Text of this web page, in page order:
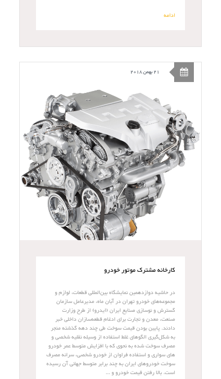
ادامه
21 بهمن 2018
کارخانه مشترک موتور خودرو
در حاشیه دوازدهمین نمایشگاه بین‌المللی قطعات، لوازم و
مجموعه‌های خودرو تهران در آبان ماه، مدیرعامل سازمان
گسترش و نوسازی صنایع ایران (ایدرو) از طرح وزارت
صنعت، معدن و تجارت برای ادغام قطعه‌سازان داخلی خبر
دادند. پایین بودن قیمت سوخت طی چند دهه گذشته منجر
به شکل‌گیری الگوهای غلط استفاده از وسیله نقلیه شخصی و
مصرف سوخت شده به نحوی که با افزایش متوسط عمر خودرو
های سواری و استفاده فراوان از خودرو شخصی، سرانه مصرف
سوخت خودروهای ایران به چند برابر متوسط جهانی آن رسیده
است. بالا رفتن قیمت خودرو و ...